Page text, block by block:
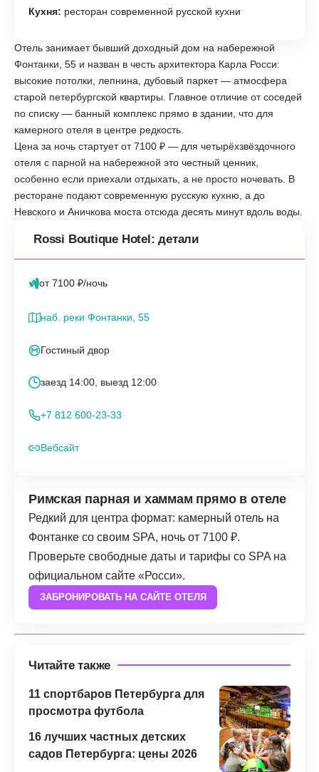
Кухня: ресторан современной русской кухни
Отель занимает бывший доходный дом на набережной
Фонтанки, 55 и назван в честь архитектора Карла Росси:
высокие потолки, лепнина, дубовый паркет — атмосфера
старой петербургской квартиры. Главное отличие от соседей
по списку — банный комплекс прямо в здании, что для
камерного отеля в центре редкость.
Цена за ночь стартует от 7100 ₽ — для четырёхзвёздочного
отеля с парной на набережной это честный ценник,
особенно если приехали отдыхать, а не просто ночевать. В
ресторане подают современную русскую кухню, а до
Невского и Аничкова моста отсюда десять минут вдоль воды.
Rossi Boutique Hotel: детали
от 7100 ₽/ночь
наб. реки Фонтанки, 55
Гостиный двор
заезд 14:00, выезд 12:00
+7 812 600-23-33
Вебсайт
Римская парная и хаммам прямо в отеле
Редкий для центра формат: камерный отель на
Фонтанке со своим SPA, ночь от 7100 ₽.
Проверьте свободные даты и тарифы со SPA на
официальном сайте «Росси».
ЗАБРОНИРОВАТЬ НА САЙТЕ ОТЕЛЯ
Читайте также
11 спортбаров Петербурга для
просмотра футбола
16 лучших частных детских
садов Петербурга: цены 2026